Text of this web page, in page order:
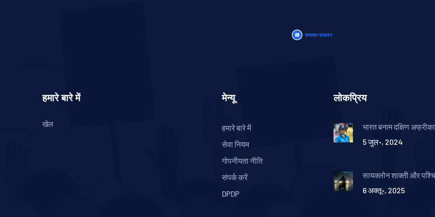
हमारे बारे में
खेल
मेन्यू
हमारे बारे में
सेवा नियम
गोपनीयता नीति
संपर्क करें
DPDP
लोकप्रिय
भारत बनाम दक्षिण
लाइव टेलीकास्ट और
5 जुल॰, 2024
सायक्लोन शाक्ती और
बवंडर बारिश
6 अक्तू॰, 2025